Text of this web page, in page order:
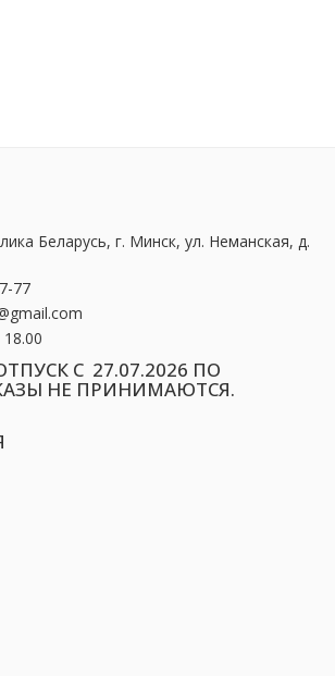
Беларусь, г. Минск, ул. Неманская, д.
77
С 27.07.2026 ПО
НЕ ПРИНИМАЮТСЯ.